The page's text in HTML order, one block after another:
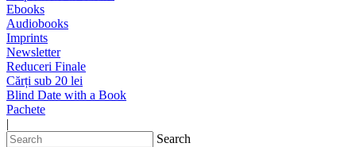
Ebooks
Audiobooks
Imprints
Newsletter
Reduceri Finale
Cărți sub 20 lei
Blind Date with a Book
Pachete
|
Search